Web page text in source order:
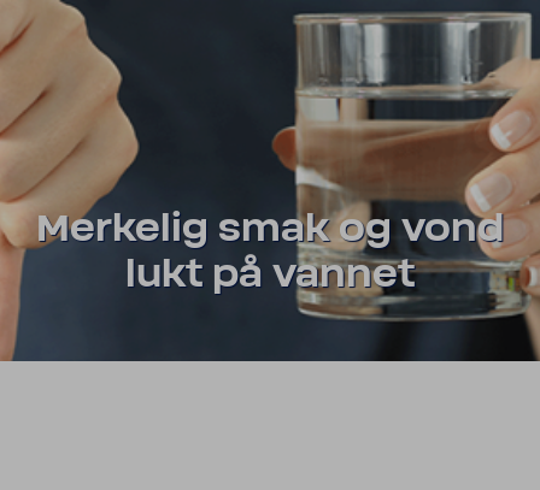
Merkelig smak og vond
lukt på vannet